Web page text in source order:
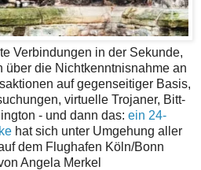
Verbindungen in der Sekunde,
über die Nichtkenntnisnahme an
auf gegenseitiger Basis,
virtuelle Trojaner, Bitt-
- und dann das: ein 24-
hat sich unter Umgehung aller
dem Flughafen Köln/Bonn
Angela Merkel